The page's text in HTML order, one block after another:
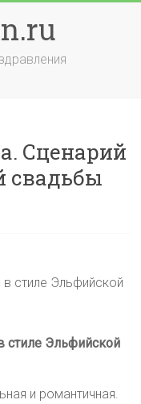
Сценарий
свадьбы
стиле Эльфийской
и романтичная.